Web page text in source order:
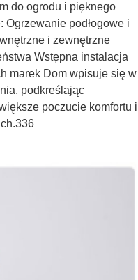
do ogrodu i pięknego
Ogrzewanie podłogowe i
i zewnętrzne
Wstępna instalacja
marek Dom wpisuje się w
podkreślając
poczucie komfortu i